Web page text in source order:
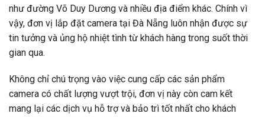
như đường Võ Duy Dương và nhiều địa điểm khác. Chính vì
vậy, đơn vị lắp đặt camera tại Đà Nẵng luôn nhận được sự
tin tưởng và ủng hộ nhiệt tình từ khách hàng trong suốt thời
gian qua.
Không chỉ chú trọng vào việc cung cấp các sản phẩm
camera có chất lượng vượt trội, đơn vị này còn cam kết
mang lại các dịch vụ hỗ trợ và bảo trì tốt nhất cho khách